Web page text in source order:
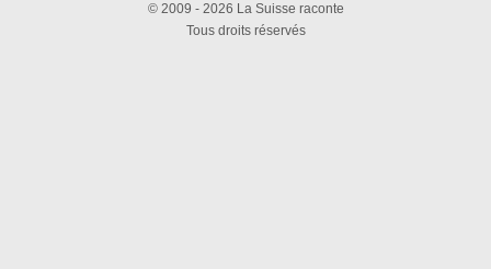
© 2009 - 2026 La Suisse raconte
Tous droits réservés